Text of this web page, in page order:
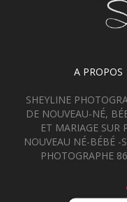
A PROPOS
SHEYLINE
DE NOUVEAU-NÉ,
ET MARIAGE SUR
NOUVEAU NÉ-BÉBÉ -
PHOTOGRAPHE